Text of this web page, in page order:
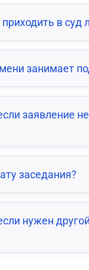
в суд
занимает
заявление
заседания?
нужен